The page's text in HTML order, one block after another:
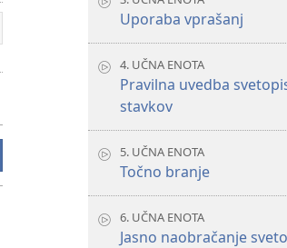
Uporaba vprašanj
4. UČNA ENOTA
Pravilna uvedba
stavkov
5. UČNA ENOTA
Točno branje
6. UČNA ENOTA
Jasno naobračanje